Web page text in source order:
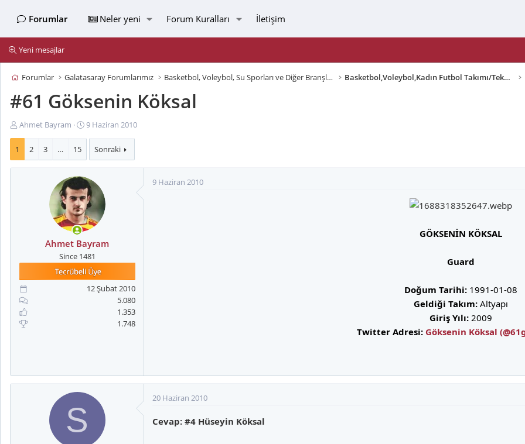
Forumlar Neler yeni Forum Kuralları İletişim
Yeni mesajlar
Forumlar Galatasaray Forumlarımız Basketbol, Voleybol, Su Sporları ve Diğer Branşlar Basketbol,Voleybol,Kadın Futbol Takımı/Teknik Ekip
#61 Göksenin Köksal
K
o
u
a
Ahmet Bayram
B
l
n
g
ı
ç
t
a
r
i
h
9 Haziran 2010
1 2 3 … 15 Sonraki
Ahmet Bayram
Since 1481
12 Şubat 2010
5.080
1.353
1.748
9 Haziran 2010
GÖKSENİN KÖKSAL
Guard
Doğum Tarihi:1991-01-08
Geldiği Takım: Altyapı
Giriş Yılı:2009
Twitter Adresi: Göksenin Köksal
S
20 Haziran 2010
Cevap: #4 Hüseyin Köksal